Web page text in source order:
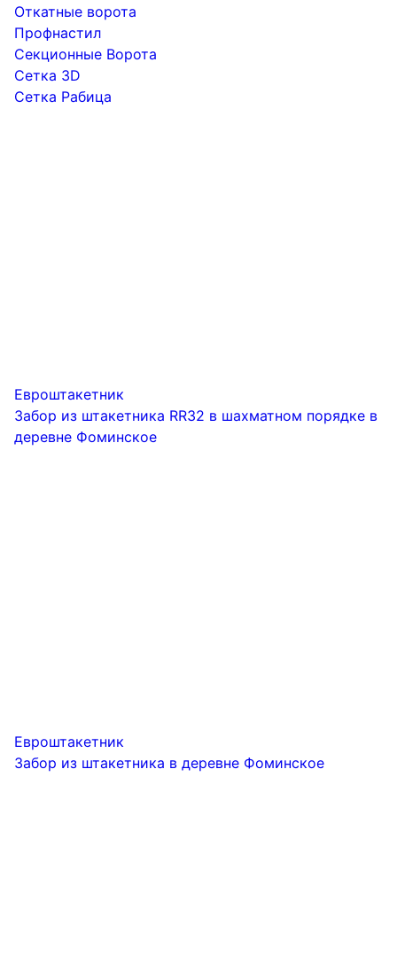
Откатные ворота
Профнастил
Секционные Ворота
Сетка 3D
Сетка Рабица
Евроштакетник
Забор из штакетника RR32 в шахматном порядке в
деревне Фоминское
Евроштакетник
Забор из штакетника в деревне Фоминское